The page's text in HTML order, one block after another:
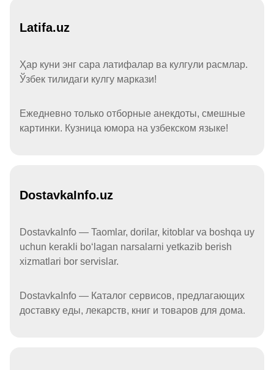
Latifa.uz
Ҳар куни энг сара латифалар ва кулгули расмлар.
Ўзбек тилидаги кулгу маркази!
Ежедневно только отборные анекдоты, смешные
картинки. Кузница юмора на узбекском языке!
DostavkaInfo.uz
DostavkaInfo — Taomlar, dorilar, kitoblar va boshqa uy
uchun kerakli boʻlagan narsalarni yetkazib berish
xizmatlari bor servislar.
DostavkaInfo — Каталог сервисов, предлагающих
доставку еды, лекарств, книг и товаров для дома.